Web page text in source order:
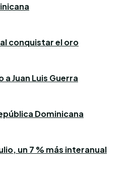
conquistar el oro
Juan Luis Guerra
Dominicana
un 7 % más interanual